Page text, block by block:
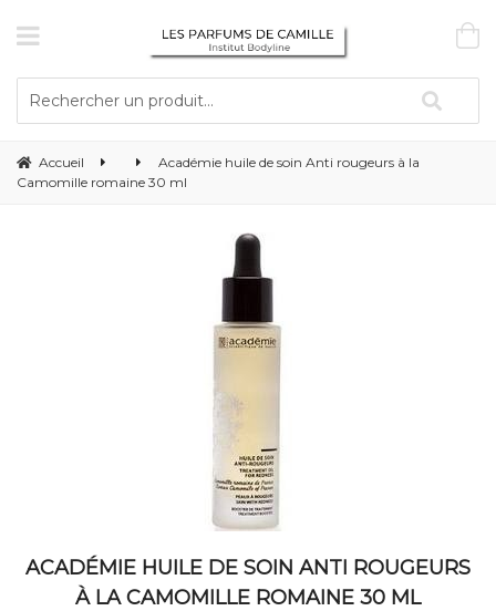
Accueil
Académie huile de soin Anti rougeurs à la
Camomille romaine 30 ml
ACADÉMIE HUILE DE SOIN ANTI ROUGEURS
À LA CAMOMILLE ROMAINE 30 ML